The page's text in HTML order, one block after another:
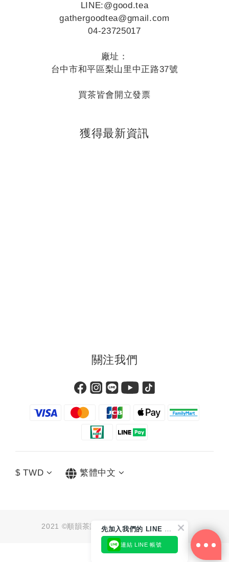
立即購買
LINE:@good.tea
gathergoodtea@gmail.com
04-23725017
廠址：
台中市和平區梨山里中正路37號
買茶皆會開立發票
獲得最新資訊
關注我們
$ TWD 繁體中文
2021 ©順韻茶業有限公司 統編：91062790
先
加入我們的 LINE 好友
連結 LINE 帳號